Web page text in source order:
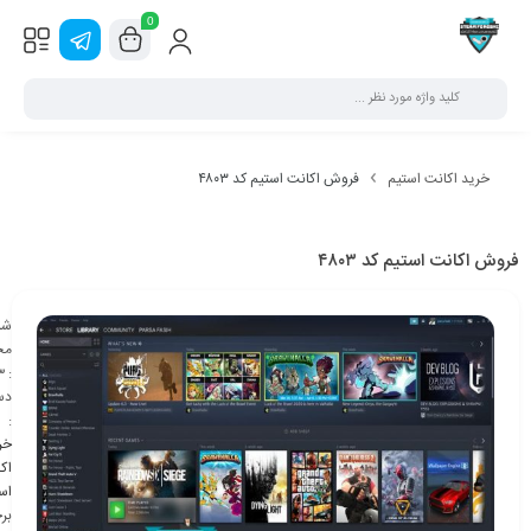
0
خرید اکانت استیم فروش اکانت استیم کد ۴۸۰۳
فروش اکانت استیم کد ۴۸۰۳
:
: